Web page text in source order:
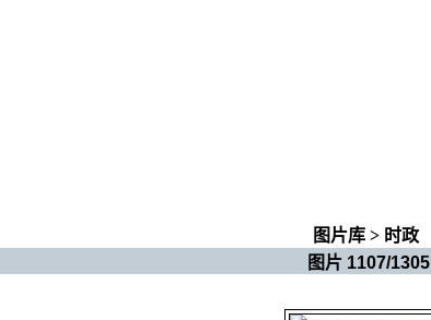
图片库 > 时政
图片 1107/1305